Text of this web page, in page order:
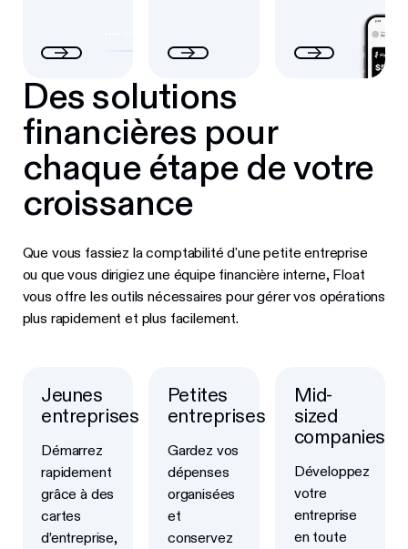
Des solutions
financières pour
chaque étape de votre
croissance
Que vous fassiez la comptabilité d'une petite entreprise
ou que vous dirigiez une équipe financière interne, Float
vous offre les outils nécessaires pour gérer vos opérations
plus rapidement et plus facilement.
Jeunes
entreprises
Démarrez
rapidement
grâce à des
cartes
d’entreprise,
En savoir plus
Petites
entreprises
Gardez vos
dépenses
organisées
et
conservez
En savoir plus
Mid-
sized
companies
Développez
votre
entreprise
en toute
En savoir plus